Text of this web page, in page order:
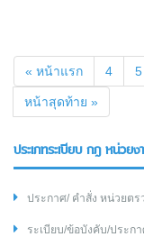
« หน้าแรก 4 5
หน้าสุดท้าย »
ประเภทระเบียบ กฎ หน่วยง
ประกาศ/ คำสั่ง หน่วยตร
ระเบียบ/ข้อบังคับ/ประ